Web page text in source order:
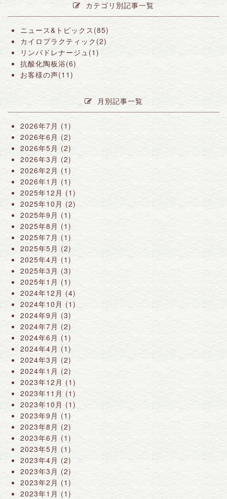
カテゴリ別記事一覧
ニュース&トピックス(85)
カイロプラクティック(2)
リンパドレナージュ(1)
抗酸化陶板浴(6)
お客様の声(11)
月別記事一覧
2026年7月 (1)
2026年6月 (2)
2026年5月 (2)
2026年3月 (2)
2026年2月 (1)
2026年1月 (1)
2025年12月 (1)
2025年10月 (2)
2025年9月 (1)
2025年8月 (1)
2025年7月 (1)
2025年5月 (2)
2025年4月 (1)
2025年3月 (3)
2025年1月 (1)
2024年12月 (4)
2024年10月 (1)
2024年9月 (3)
2024年7月 (2)
2024年6月 (1)
2024年4月 (1)
2024年3月 (2)
2024年1月 (2)
2023年12月 (1)
2023年11月 (1)
2023年10月 (1)
2023年9月 (1)
2023年8月 (2)
2023年6月 (1)
2023年5月 (1)
2023年4月 (2)
2023年3月 (2)
2023年2月 (1)
2023年1月 (1)